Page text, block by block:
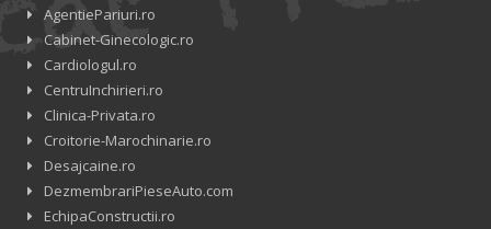
AgentiePariuri.ro
Cabinet-Ginecologic.ro
Cardiologul.ro
CentruInchirieri.ro
Clinica-Privata.ro
Croitorie-Marochinarie.ro
Desajcaine.ro
DezmembrariPieseAuto.com
EchipaConstructii.ro